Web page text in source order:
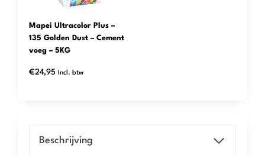
Mapei Ultracolor Plus –
135 Golden Dust – Cement
voeg – 5KG
€24,95 Incl. btw
Beschrijving